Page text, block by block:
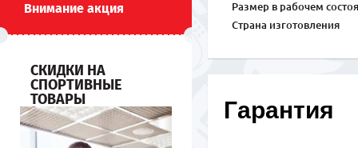
Размер в рабочем
Страна изготовления
Гарантия
Внимание акция
СКИДКИ НА
СПОРТИВНЫЕ
ТОВАРЫ